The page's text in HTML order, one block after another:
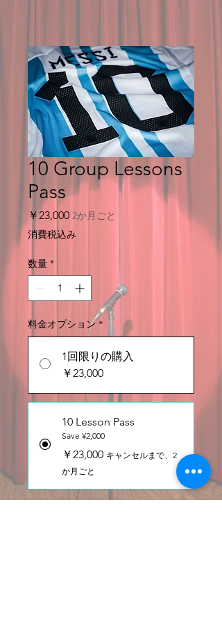
10 Group Lessons
Pass
￥23,000価
格
2か月ごと
消費税込み
数量 *
料金オプション *
1回限りの購入
￥23,000
10 Lesson Pass
Save ¥2,000
￥23,000 キャンセルまで、2
か月ごと